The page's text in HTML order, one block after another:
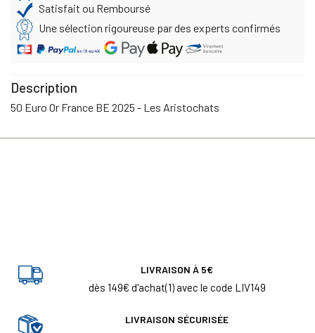
Satisfait ou Remboursé
Une sélection rigoureuse par des experts confirmés
Description
50 Euro Or France BE 2025 - Les Aristochats
LIVRAISON À 5€
dès 149€ d'achat(1) avec le code LIV149
LIVRAISON SÉCURISÉE